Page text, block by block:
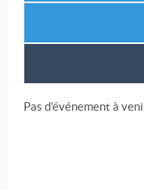
Pas d'événement à